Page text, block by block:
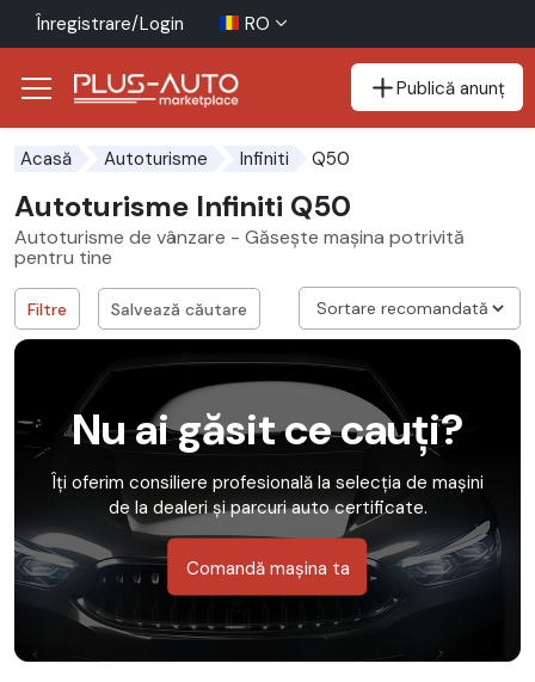
Înregistrare/Login RO
Publică anunț
Acasă Autoturisme Infiniti Q50
Autoturisme Infiniti Q50
Autoturisme de vânzare - Găsește mașina potrivită
pentru tine
Salvează căutare
Filtre
Nu ai găsit ce cauți?
Îți oferim consiliere profesională la selecția de mașini
de la dealeri și parcuri auto certificate.
Comandă mașina ta